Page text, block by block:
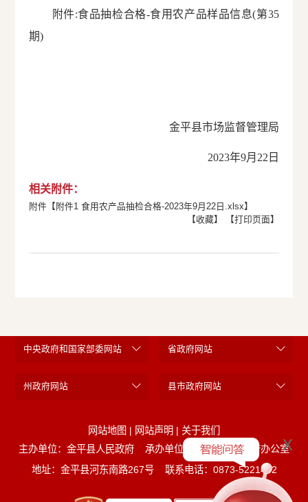
附件:食品抽检合格-食用农产品样品信息(第35
期)
金平县市场监督管理局
2023年9月22日
相关附件：
附件【 附件1 食用农产品抽检合格-2023年9月22日.xlsx】
【收藏】
【打印页面】
中央政府和国家部委网站 省政府网站
州政府网站 县市政府网站
网站地图 | 网站声明 | 关于我们
主办单位：金平县人民政府
承办单位：金平县人民政府办公室
地址：金平县河东南路267号
联系电话：0873-5221452
x